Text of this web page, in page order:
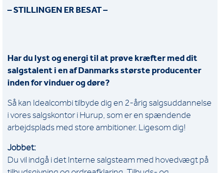
– STILLINGEN ER BESAT –
Har du lyst og energi til at prøve kræfter med dit
salgstalent i en af Danmarks største producenter
inden for vinduer og døre?
Så kan Idealcombi tilbyde dig en 2-årig salgsuddannelse
i vores salgskontor i Hurup, som er en spændende
arbejdsplads med store ambitioner. Ligesom dig!
Jobbet:
Du vil indgå i det Interne salgsteam med hovedvægt på